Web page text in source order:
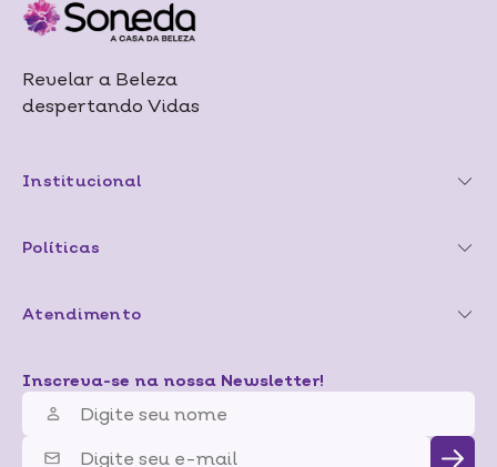
Revelar a Beleza
despertando Vidas
Institucional
Políticas
Atendimento
Inscreva-se na nossa Newsletter!